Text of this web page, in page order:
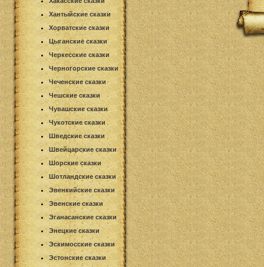
Хантыйские сказки
Хорватские сказки
Цыганские сказки
Черкесские сказки
Черногорские сказки
Чеченские сказки
Чешские сказки
Чувашские сказки
Чукотские сказки
Шведские сказки
Швейцарские сказки
Шорские сказки
Шотландские сказки
Эвенкийские сказки
Эвенские сказки
Эганасанские сказки
Энецкие сказки
Эскимосские сказки
Эстонские сказки